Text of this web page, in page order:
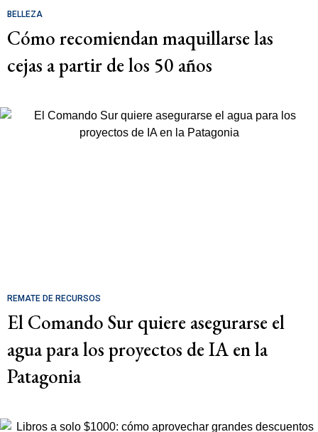
BELLEZA
Cómo recomiendan maquillarse las
cejas a partir de los 50 años
REMATE DE RECURSOS
El Comando Sur quiere asegurarse el
agua para los proyectos de IA en la
Patagonia